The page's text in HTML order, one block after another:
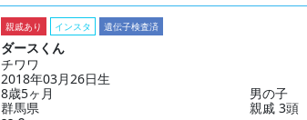
親戚あり インスタ 遺伝子検査済
ダースくん
チワワ
2018年03月26日生
8歳5ヶ月
男の子
群馬県
親戚 3頭